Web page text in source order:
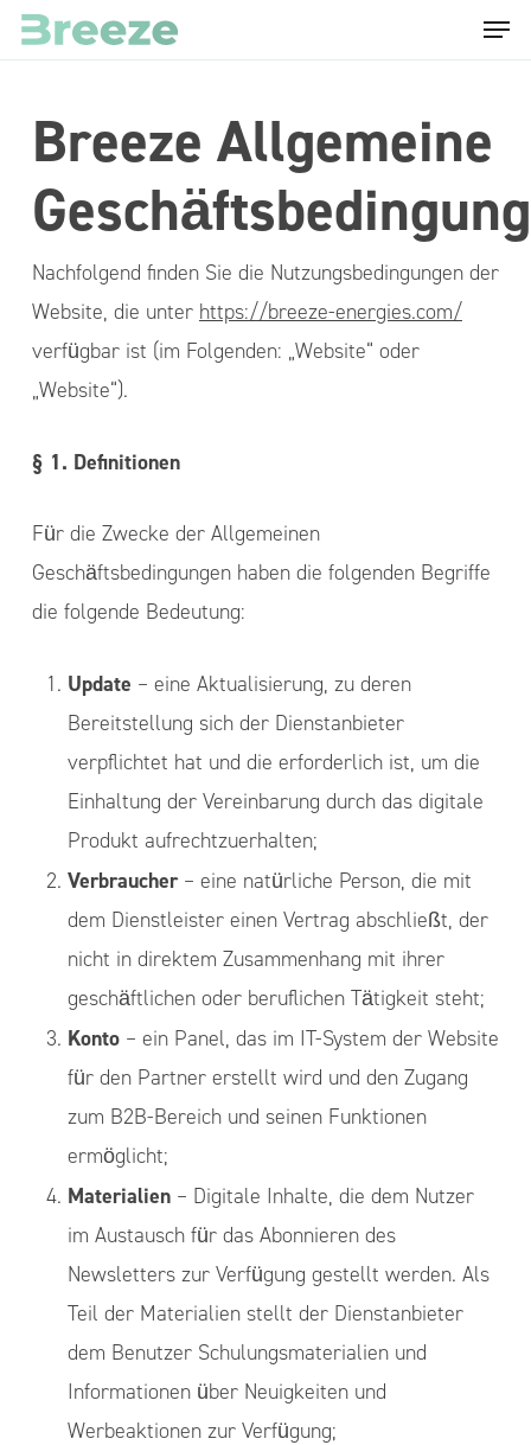
Skip
to
content
Menu
Breeze Allgemeine
Nachfolgend finden Sie die Nutzungsbedingungen der
Website, die unter https://breeze-energies.com/
verfügbar ist (im Folgenden: „Website“ oder
„Website“).
§ 1. Definitionen
Für die Zwecke der Allgemeinen
Geschäftsbedingungen haben die folgenden Begriffe
die folgende Bedeutung:
Update – eine Aktualisierung, zu deren
Bereitstellung sich der Dienstanbieter
verpflichtet hat und die erforderlich ist, um die
Einhaltung der Vereinbarung durch das digitale
Produkt aufrechtzuerhalten;
Verbraucher– eine natürliche Person, die mit
dem Dienstleister einen Vertrag abschließt, der
nicht in direktem Zusammenhang mit ihrer
geschäftlichen oder beruflichen Tätigkeit steht;
Konto– ein Panel, das im IT-System der Website
für den Partner erstellt wird und den Zugang
zum B2B-Bereich und seinen Funktionen
ermöglicht;
Materialien– Digitale Inhalte, die dem Nutzer
im Austausch für das Abonnieren des
Newsletters zur Verfügung gestellt werden. Als
Teil der Materialien stellt der Dienstanbieter
dem Benutzer Schulungsmaterialien und
Informationen über Neuigkeiten und
Werbeaktionen zur Verfügung;